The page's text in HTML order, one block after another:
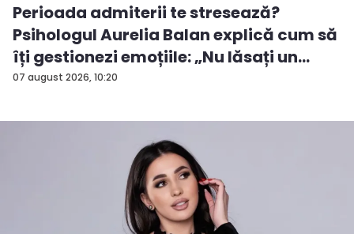
07 august 2026, 10:20
Perioada admiterii te stresează?
Psihologul Aurelia Balan explică cum să
îți gestionezi emoțiile: „Nu lăsați un
rezu...